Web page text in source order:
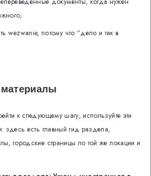
wezwanie, потому что “дело и так в
к следующему шагу, используйте эти
здесь есть главный гид раздела,
городские страницы по той же локации и